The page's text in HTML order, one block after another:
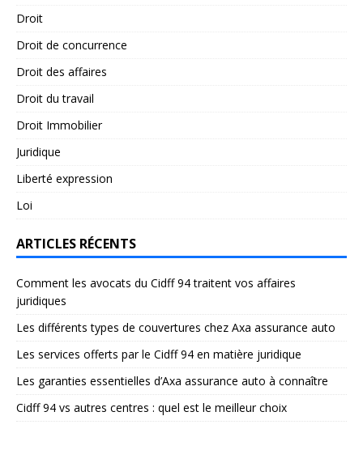
Droit
Droit de concurrence
Droit des affaires
Droit du travail
Droit Immobilier
Juridique
Liberté expression
Loi
ARTICLES RÉCENTS
Comment les avocats du Cidff 94 traitent vos affaires
juridiques
Les différents types de couvertures chez Axa assurance auto
Les services offerts par le Cidff 94 en matière juridique
Les garanties essentielles d’Axa assurance auto à connaître
Cidff 94 vs autres centres : quel est le meilleur choix